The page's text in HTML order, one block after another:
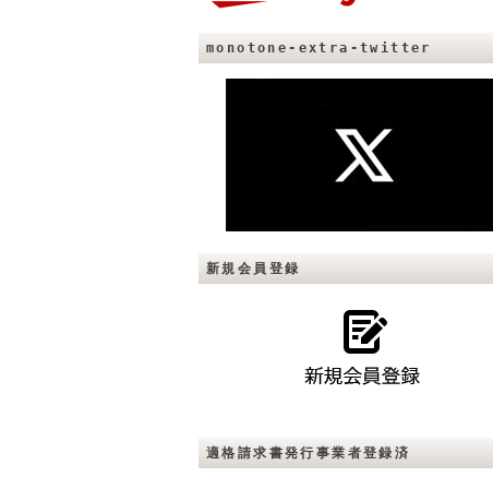
monotone-extra-twitter
新規会員登録
適格請求書発行事業者登録済